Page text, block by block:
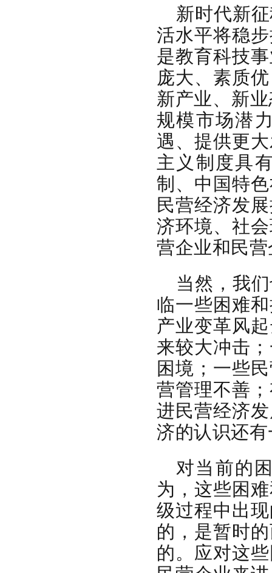
新时代新
活水平将稳
是教育科技
庞大、素质
新产业、新
规模市场潜
遇、提供更
主义制度具
制、中国特
民营经济发
济环境、社
营企业和民
当然，我
临一些困难
产业变革风
来较大冲击
困境；一些
营管理不善
进民营经济
济的认识还
对当前的
为，这些困
级过程中出
的，是暂时
的。应对这